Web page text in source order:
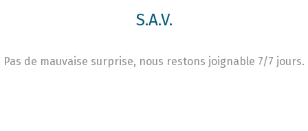
S.A.V.
Pas de mauvaise surprise, nous restons joignable 7/7 jours.